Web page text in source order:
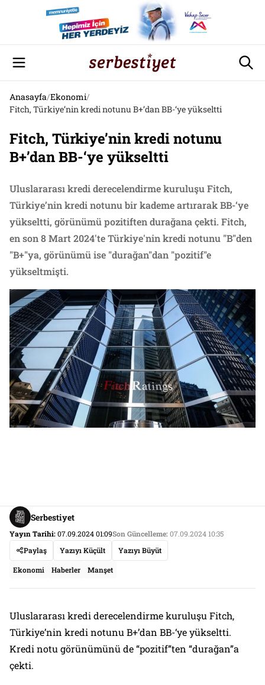
Anasayfa/Ekonomi/
Fitch, Türkiye’nin kredi notunu B+’dan BB-‘ye yükseltti
Fitch, Türkiye’nin kredi notunu
B+’dan BB-‘ye yükseltti
Uluslararası kredi derecelendirme kuruluşu Fitch,
Türkiye’nin kredi notunu bir kademe artırarak BB-‘ye
yükseltti, görünümü pozitiften durağana çekti. Fitch,
en son 8 Mart 2024'te Türkiye'nin kredi notunu "B"den
"B+"ya, görünümü ise "durağan"dan "pozitif"e
yükseltmişti.
Serbestiyet
Yayın Tarihi:07.09.2024 01:09Son Güncelleme:07.09.2024 10:35
Paylaş
Yazıyı Küçült Yazıyı Büyüt
Ekonomi Haberler Manşet
Uluslararası kredi derecelendirme kuruluşu Fitch,
Türkiye’nin kredi notunu B+’dan BB-‘ye yükseltti.
Kredi notu görünümünü de “pozitif”ten “durağan”a
çekti.